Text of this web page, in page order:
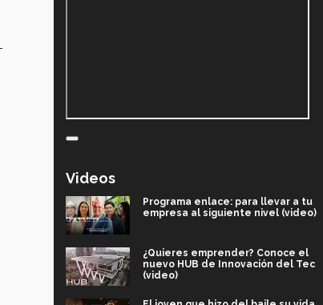
Videos
Programa enlace: para llevar a tu
empresa al siguiente nivel (video)
¿Quieres emprender? Conoce el
nuevo HUB de Innovación del Tec
(video)